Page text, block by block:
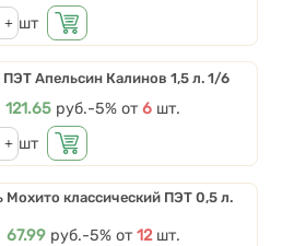
шт
Апельсин Калинов 1,5 л. 1/6
Цена
121.65 руб.Скидки от количества
-5% от6 шт.
шт
Мохито классический ПЭТ 0,5 л.
Цена
67.99 руб.Скидки от количества
-5%от 12 шт.